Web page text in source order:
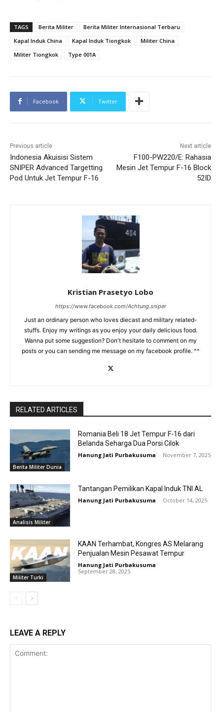
TAGS Berita Militer
Berita Militer Internasional Terbaru
Kapal Induk China
Kapal Induk Tiongkok
Militer China
Militer Tiongkok
Type 001A
Facebook Twitter
Previous article
Indonesia Akuisisi Sistem
SNIPER Advanced Targetting
Pod Untuk Jet Tempur F-16
Next article
F100-PW220/E: Rahasia
Mesin Jet Tempur F-16 Block
52ID
Kristian Prasetyo Lobo
https://www.facebook.com/Achtung.sniper
Just an ordinary person who loves diecast and military related-
stuffs. Enjoy my writings as you enjoy your daily delicious food.
Wanna put some suggestion? Don't hesitate to comment on my
posts or you can sending me message on my facebook profile. ^^
RELATED ARTICLES
Berita Militer Dunia
Romania Beli 18 Jet Tempur F-16 dari
Belanda Seharga Dua Porsi Cilok
Hanung Jati Purbakusuma - November 7, 2025
Analisis Militer
Tantangan Pemilikan Kapal Induk TNI AL
Hanung Jati Purbakusuma - October 14, 2025
Militer Turki
KAAN Terhambat, Kongres AS Melarang
Penjualan Mesin Pesawat Tempur
Hanung Jati Purbakusuma -
September 28, 2025
LEAVE A REPLY